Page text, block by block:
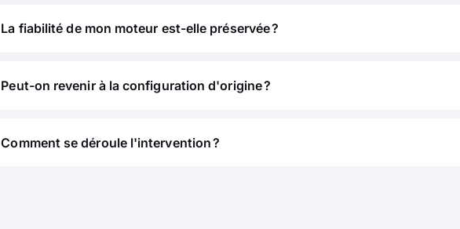
La fiabilité de mon moteur est-elle préservée ?
Peut-on revenir à la configuration d'origine ?
Comment se déroule l'intervention ?